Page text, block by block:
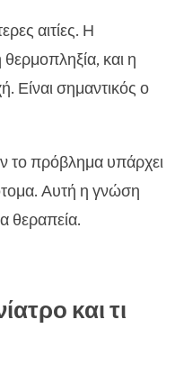
αιτίες. Η
και η
Είναι σημαντικός ο
το πρόβλημα υπάρχει
Αυτή η γνώση
θεραπεία.
και τι